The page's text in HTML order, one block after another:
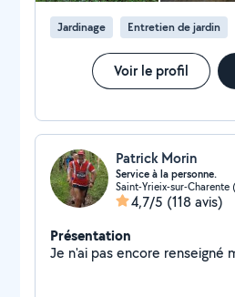
Jardinage Entretien de jardin
Voir le profil
Patrick Morin
Service à la personne.
Saint-Yrieix-sur-
4,7/5 (118 avis)
Présentation